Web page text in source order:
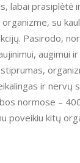
prasiplėtė
su
Pasirodo,
augimui
ir nervų
normose –
poveikiu kitų